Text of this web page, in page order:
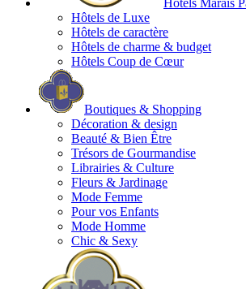
Hôtels Marais
Hôtels de Luxe
Hôtels de caractère
Hôtels de charme & budget
Hôtels Coup de Cœur
Boutiques & Shopping
Décoration & design
Beauté & Bien Être
Trésors de Gourmandise
Librairies & Culture
Fleurs & Jardinage
Mode Femme
Pour vos Enfants
Mode Homme
Chic & Sexy